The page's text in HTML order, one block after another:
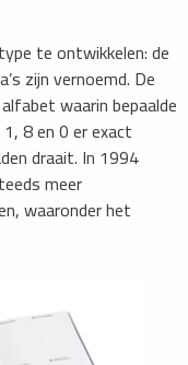
te ontwikkelen: de
zijn vernoemd. De
waarin bepaalde
8 en 0 er exact
draait. In 1994
meer
waaronder het